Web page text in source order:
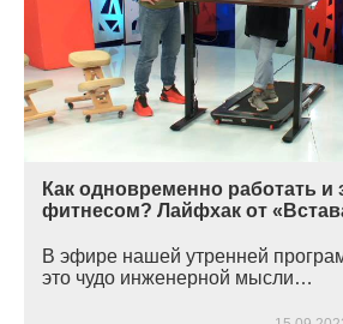
Как одновременно работать и
фитнесом? Лайфхак от
В эфире нашей утренней
это чудо инженерной мысли…